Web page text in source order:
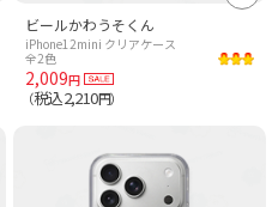
ビールかわうそくん
iPhone12mini クリアケース
全2色
2,009円
（税込2,210円）